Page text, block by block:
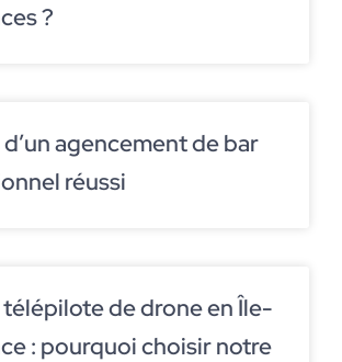
?
d’un agencement de bar
réussi
de drone en Île-
: pourquoi choisir notre